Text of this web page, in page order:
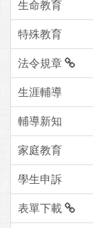
生命教育
特殊教育
法令規章
生涯輔導
輔導新知
家庭教育
學生申訴
表單下載